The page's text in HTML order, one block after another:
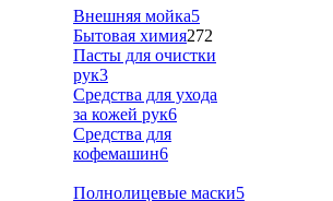
Внешняя мойка5
Бытовая химия272
Пасты для очистки
рук3
Средства для ухода
за кожей рук6
Средства для
кофемашин6
Полнолицевые маски5